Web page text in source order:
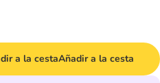
a la cestaAñadir a la cesta